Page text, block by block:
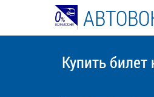
Купить билет